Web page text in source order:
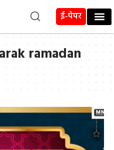
ई-पेपर
ramadan